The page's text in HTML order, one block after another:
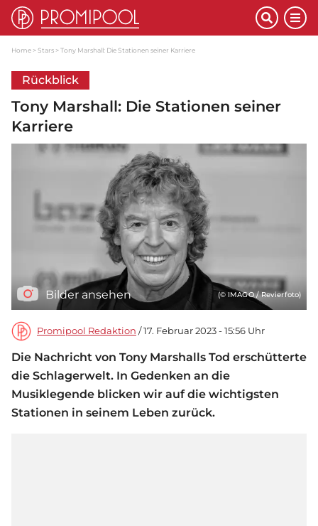
Home Stars Tony Marshall: Die Stationen seiner Karriere
Rückblick
Tony Marshall: Die Stationen seiner
Karriere
Bilder ansehen (© IMAGO / Revierfoto)
Promipool Redaktion / 17. Februar 2023 - 15:56 Uhr
Die Nachricht von Tony Marshalls Tod erschütterte
die Schlagerwelt. In Gedenken an die
Musiklegende blicken wir auf die wichtigsten
Stationen in seinem Leben zurück.